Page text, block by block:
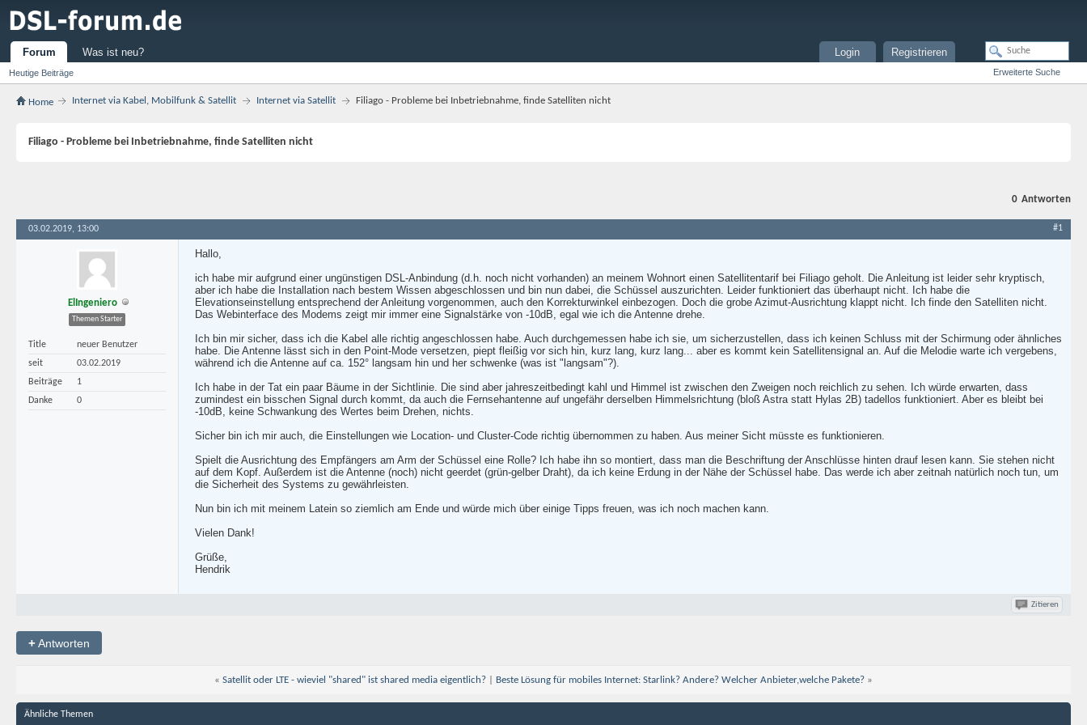
Forum
Heutige Beiträge
Was ist neu? Registrieren
Login
Erweiterte Suche
Home Internet via Kabel, Mobilfunk & Satellit Internet via Satellit Filiago - Probleme bei Inbetriebnahme, finde Satelliten nicht
Filiago - Probleme bei Inbetriebnahme, finde Satelliten nicht
0 Antworten
03.02.2019, 13:00 #1
ElIngeniero
Themen Starter
Title
neuer Benutzer
seit
03.02.2019
Beiträge
1
Danke
0
Hallo,
ich habe mir aufgrund einer ungünstigen DSL-Anbindung (d.h. noch nicht vorhanden) an meinem Wohnort einen Satellitentarif bei Filiago geholt. Die Anleitung ist leider sehr kryptisch,
aber ich habe die Installation nach bestem Wissen abgeschlossen und bin nun dabei, die Schüssel auszurichten. Leider funktioniert das überhaupt nicht. Ich habe die
Elevationseinstellung entsprechend der Anleitung vorgenommen, auch den Korrekturwinkel einbezogen. Doch die grobe Azimut-Ausrichtung klappt nicht. Ich finde den Satelliten nicht.
Das Webinterface des Modems zeigt mir immer eine Signalstärke von -10dB, egal wie ich die Antenne drehe.
Ich bin mir sicher, dass ich die Kabel alle richtig angeschlossen habe. Auch durchgemessen habe ich sie, um sicherzustellen, dass ich keinen Schluss mit der Schirmung oder ähnliches
habe. Die Antenne lässt sich in den Point-Mode versetzen, piept fleißig vor sich hin, kurz lang, kurz lang... aber es kommt kein Satellitensignal an. Auf die Melodie warte ich vergebens,
während ich die Antenne auf ca. 152° langsam hin und her schwenke (was ist "langsam"?).
Ich habe in der Tat ein paar Bäume in der Sichtlinie. Die sind aber jahreszeitbedingt kahl und Himmel ist zwischen den Zweigen noch reichlich zu sehen. Ich würde erwarten, dass
zumindest ein bisschen Signal durch kommt, da auch die Fernsehantenne auf ungefähr derselben Himmelsrichtung (bloß Astra statt Hylas 2B) tadellos funktioniert. Aber es bleibt bei
-10dB, keine Schwankung des Wertes beim Drehen, nichts.
Sicher bin ich mir auch, die Einstellungen wie Location- und Cluster-Code richtig übernommen zu haben. Aus meiner Sicht müsste es funktionieren.
Spielt die Ausrichtung des Empfängers am Arm der Schüssel eine Rolle? Ich habe ihn so montiert, dass man die Beschriftung der Anschlüsse hinten drauf lesen kann. Sie stehen nicht
auf dem Kopf. Außerdem ist die Antenne (noch) nicht geerdet (grün-gelber Draht), da ich keine Erdung in der Nähe der Schüssel habe. Das werde ich aber zeitnah natürlich noch tun, um
die Sicherheit des Systems zu gewährleisten.
Nun bin ich mit meinem Latein so ziemlich am Ende und würde mich über einige Tipps freuen, was ich noch machen kann.
Vielen Dank!
Grüße,
Hendrik
Zitieren
+Antworten
« Satellit oder LTE - wieviel "shared" ist shared media eigentlich? Beste Lösung für mobiles Internet: Starlink? Andere? Welcher Anbieter,welche Pakete? »
Ähnliche Themen